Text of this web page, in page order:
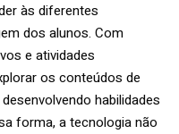
às diferentes
dos alunos. Com
e atividades
os conteúdos de
habilidades
forma, a tecnologia não